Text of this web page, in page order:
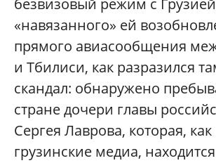
безвизовый режим с
«навязанного» ей
прямого авиасообщения
и Тбилиси, как разразился
скандал: обнаружено
стране дочери главы
Сергея Лаврова, которая,
грузинские медиа,